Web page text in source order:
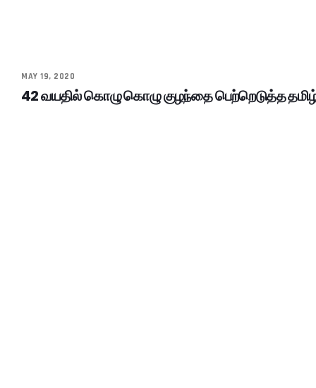
MAY 19, 2020
42 வயதில் கொழு கொழு குழந்தை பெற்றெடுத்த தமிழ்